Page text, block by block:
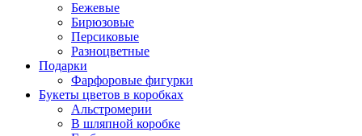
Бежевые
Бирюзовые
Персиковые
Разноцветные
Подарки
Фарфоровые фигурки
Букеты цветов в коробках
Альстромерии
В шляпной коробке